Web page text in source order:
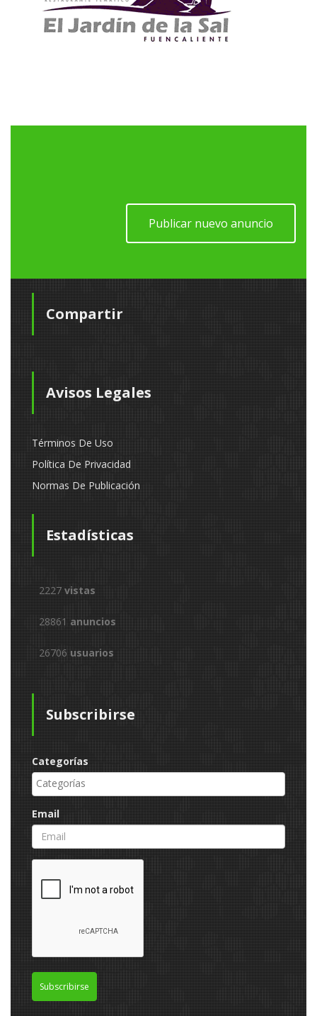
Publicar nuevo anuncio
Compartir
Avisos Legales
Términos De Uso
Política De Privacidad
Normas De Publicación
Estadísticas
2227 vistas
28861 anuncios
26706 usuarios
Subscribirse
Categorías
Email
Subscribirse